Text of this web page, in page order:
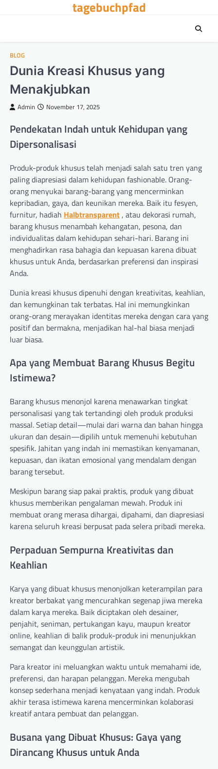
tagebuchpfad
BLOG
Dunia Kreasi Khusus yang
Menakjubkan
Admin November 17, 2025
Pendekatan Indah untuk Kehidupan yang
Dipersonalisasi
Produk-produk khusus telah menjadi salah satu tren yang
paling diapresiasi dalam kehidupan fashionable. Orang-
orang menyukai barang-barang yang mencerminkan
kepribadian, gaya, dan keunikan mereka. Baik itu fesyen,
furnitur, hadiah Halbtransparent , atau dekorasi rumah,
barang khusus menambah kehangatan, pesona, dan
individualitas dalam kehidupan sehari-hari. Barang ini
menghadirkan rasa bahagia dan kepuasan karena dibuat
khusus untuk Anda, berdasarkan preferensi dan inspirasi
Anda.
Dunia kreasi khusus dipenuhi dengan kreativitas, keahlian,
dan kemungkinan tak terbatas. Hal ini memungkinkan
orang-orang merayakan identitas mereka dengan cara yang
positif dan bermakna, menjadikan hal-hal biasa menjadi
luar biasa.
Apa yang Membuat Barang Khusus Begitu
Istimewa?
Barang khusus menonjol karena menawarkan tingkat
personalisasi yang tak tertandingi oleh produk produksi
massal. Setiap detail—mulai dari warna dan bahan hingga
ukuran dan desain—dipilih untuk memenuhi kebutuhan
spesifik. Jahitan yang indah ini memastikan kenyamanan,
kepuasan, dan ikatan emosional yang mendalam dengan
barang tersebut.
Meskipun barang siap pakai praktis, produk yang dibuat
khusus memberikan pengalaman mewah. Produk ini
membuat orang merasa dihargai, dipahami, dan diapresiasi
karena seluruh kreasi berpusat pada selera pribadi mereka.
Perpaduan Sempurna Kreativitas dan
Keahlian
Karya yang dibuat khusus menonjolkan keterampilan para
kreator berbakat yang mencurahkan segenap jiwa mereka
dalam karya mereka. Baik diciptakan oleh desainer,
penjahit, seniman, pertukangan kayu, maupun kreator
online, keahlian di balik produk-produk ini menunjukkan
semangat dan keunggulan artistik.
Para kreator ini meluangkan waktu untuk memahami ide,
preferensi, dan harapan pelanggan. Mereka mengubah
konsep sederhana menjadi kenyataan yang indah. Produk
akhir terasa istimewa karena mencerminkan kolaborasi
kreatif antara pembuat dan pelanggan.
Busana yang Dibuat Khusus: Gaya yang
Dirancang Khusus untuk Anda